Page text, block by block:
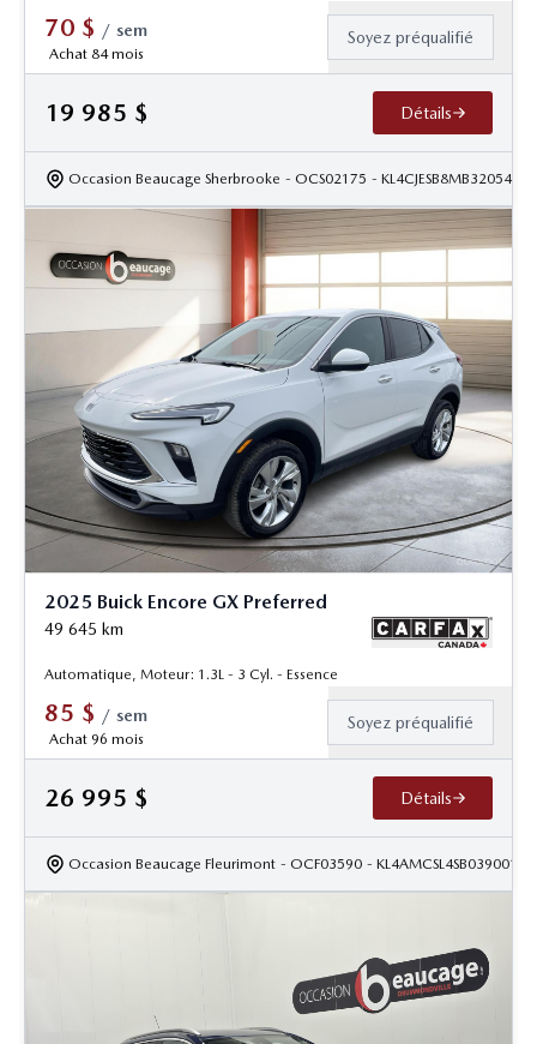
70 $ / sem
Achat 84 mois
Soyez préqualifié
19 985 $ Détails
Occasion Beaucage Sherbrooke - OCS02175 - KL4CJESB8MB320547
2025 Buick Encore GX Preferred
49 645 km
Automatique, Moteur: 1.3L - 3 Cyl. - Essence
85 $ / sem
Achat 96 mois
Soyez préqualifié
26 995 $ Détails
Occasion Beaucage Fleurimont - OCF03590 - KL4AMCSL4SB039001